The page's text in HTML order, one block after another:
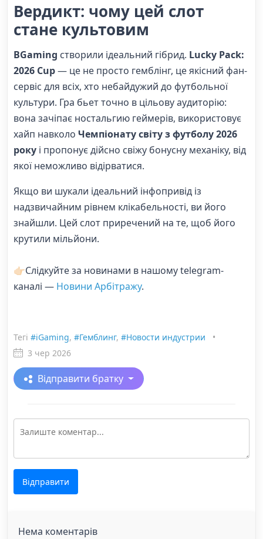
Вердикт: чому цей слот
стане культовим
BGaming створили ідеальний гібрид. Lucky Pack:
2026 Cup— це не просто гемблінг, це якісний фан-
сервіс для всіх, хто небайдужий до футбольної
культури. Гра бьет точно в цільову аудиторію:
вона зачіпає ностальгию геймерів, використовує
хайп навколо Чемпіонату світу з футболу 2026
року і пропонує дійсно свіжу бонусну механіку, від
якої неможливо відірватися.
Якщо ви шукали ідеальний інфопривід із
надзвичайним рівнем клікабельності, ви його
знайшли. Цей слот приречений на те, щоб його
крутили мільйони.
👉🏻Слідкуйте за новинами в нашому telegram-
каналі — Новини Арбітражу.
Тегі #iGaming, #Гемблинг, #Новости индустрии
•
3 чер 2026
Відправити братку
Відправити
Нема коментарів